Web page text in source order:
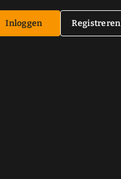
Inloggen Registreren